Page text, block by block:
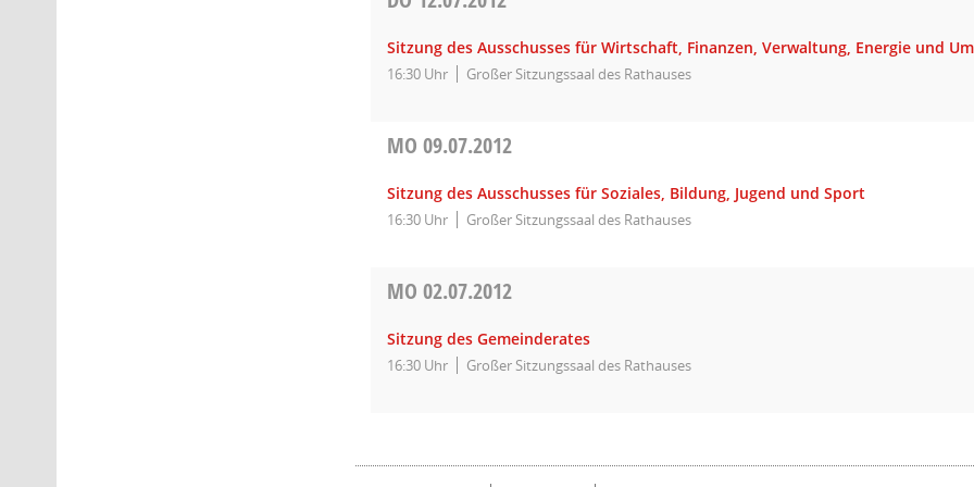
Sitzung des Ausschusses für Wirtschaft, Finanzen, Verwaltung, Energie und
16:30 Uhr Großer Sitzungssaal des Rathauses
MO09.07.2012
Sitzung des Ausschusses für Soziales, Bildung, Jugend und Sport
16:30 Uhr Großer Sitzungssaal des Rathauses
MO02.07.2012
Sitzung des Gemeinderates
16:30 Uhr Großer Sitzungssaal des Rathauses